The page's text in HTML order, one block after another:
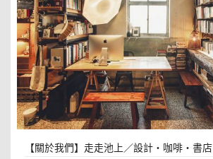
【關於我們】走走池上／設計・咖啡・書店